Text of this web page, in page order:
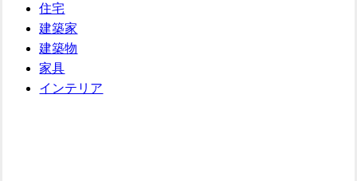
住宅
建築家
建築物
家具
インテリア